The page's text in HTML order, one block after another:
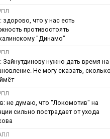
здорово, что у нас есть
противостоять
"Динамо"
Зайнутдинову нужно дать время на
Не могу сказать, сколько
не думаю, что "Локомотив" на
сильно пострадает от ухода